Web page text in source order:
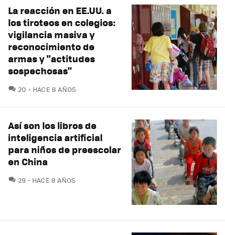
La reacción en EE.UU. a
los tiroteos en colegios:
vigilancia masiva y
reconocimiento de
armas y "actitudes
sospechosas"
20 COMENTARIOS
HACE 8 AÑOS
Así son los libros de
inteligencia artificial
para niños de preescolar
en China
29 COMENTARIOS
HACE 8 AÑOS